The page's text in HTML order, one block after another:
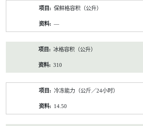
保鲜格容积（公升）
—
冰格容积（公升）
310
冷冻能力（公斤／24小时）
14.50